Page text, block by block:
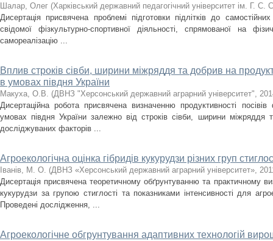
Шалар, Олег (Харківський державний педагогічний університет ім. Г. С.
Дисертація присвячена проблемі підготовки підлітків до
свідомої фізкультурно-спортивної діяльності, спрямованої на
самореалізацію ...
Вплив строків сівби, ширини міжряддя та добрив на
в умовах півдня України
Макуха, О.В. (ДВНЗ "Херсонський державний аграрний університет",
Дисертаційна робота присвячена визначенню продуктивності
умовах півдня України залежно від строків сівби, ширини
досліджуваних факторів ...
Агроекологічна оцінка гібридів кукурудзи різних груп
Іванів, М. О. (ДВНЗ «Херсонський державний аграрний університет»,
Дисертація присвячена теоретичному обґрунтуванню та практичному
кукурудзи за групою стиглості та показниками інтенсивності для
Проведені дослідження, ...
Агроекологічне обгрунтування адаптивних технологій